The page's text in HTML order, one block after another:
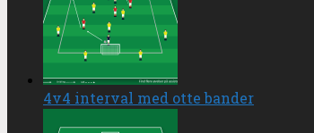
4v4 interval med otte bander